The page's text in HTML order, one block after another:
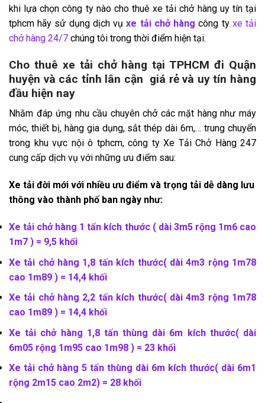
khi lựa chọn công ty nào cho thuê xe tải chở hàng uy tín tại
tphcm hãy sử dụng dịch vụxe tải chở hàng công ty xe tải
chở hàng 24/7 chúng tôi trong thời điểm hiện tại.
Cho thuê xe tải chở hàng tại TPHCM đi Quận
huyện và các tỉnh lân cận giá rẻ và uy tín hàng
đầu hiện nay
Nhằm đáp ứng nhu cầu chuyên chở các mặt hàng như máy
móc, thiết bị, hàng gia dụng, sắt thép dài 6m,… trung chuyển
trong khu vực nội ô tphcm, công ty Xe Tải Chở Hàng 247
cung cấp dịch vụ với những ưu điểm sau:
Xe tải đời mới với nhiều ưu điểm và trọng tải dễ dàng lưu
thông vào thành phố ban ngày như:
Xe tải chở hàng 1 tấn kích thước ( dài 3m5 rộng 1m6 cao
1m7 ) = 9,5 khối
Xe tải chở hàng 1,8 tấnkích thước( dài 4m3 rộng 1m78
cao 1m89 ) = 14,4 khối
Xe tải chở hàng 2,2 tấnkích thước( dài 4m3 rộng 1m78
cao 1m89 ) = 14,4 khối
Xe tải chở hàng 1,8tấnthùng dài 6m kích thước( dài
6m05 rộng 1m95 cao 1m98 ) = 23 khối
Xe tải chở hàng 5 tấn thùng dài 6m kích thước( dài 6m1
rộng 2m15 cao 2m2) = 28 khối